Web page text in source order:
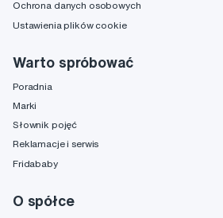
Ochrona danych osobowych
Ustawienia plików cookie
Warto spróbować
Poradnia
Marki
Słownik pojęć
Reklamacje i serwis
Fridababy
O spółce